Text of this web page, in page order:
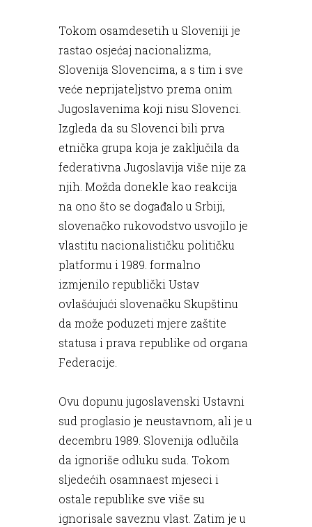
Tokom osamdesetih u Sloveniji je
rastao osjećaj nacionalizma,
Slovenija Slovencima, a s tim i sve
veće neprijateljstvo prema onim
Jugoslavenima koji nisu Slovenci.
Izgleda da su Slovenci bili prva
etnička grupa koja je zaključila da
federativna Jugoslavija više nije za
njih. Možda donekle kao reakcija
na ono što se događalo u Srbiji,
slovenačko rukovodstvo usvojilo je
vlastitu nacionalističku političku
platformu i 1989. formalno
izmjenilo republički Ustav
ovlašćujući slovenačku Skupštinu
da može poduzeti mjere zaštite
statusa i prava republike od organa
Federacije.
Ovu dopunu jugoslavenski Ustavni
sud proglasio je neustavnom, ali je u
decembru 1989. Slovenija odlučila
da ignoriše odluku suda. Tokom
sljedećih osamnaest mjeseci i
ostale republike sve više su
ignorisale saveznu vlast. Zatim je u